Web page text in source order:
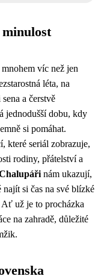
mnohem víc než jen
léta, na
a čerstvě
jednodušší dobu, kdy
si pomáhat.
které seriál zobrazuje,
rodiny, přátelství a
nám ukazují,
najít si čas na své blízké
už je to procházka
na zahradě, důležité